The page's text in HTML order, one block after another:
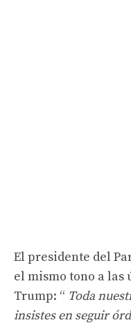
El presidente del
el mismo tono a las
Trump: “ Toda
insistes en seguir